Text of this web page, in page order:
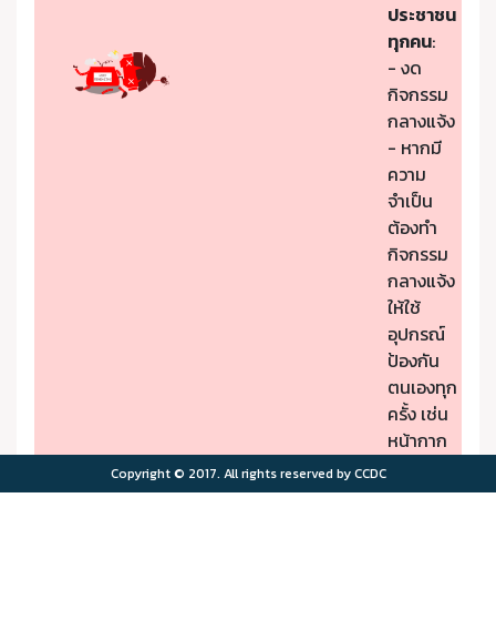
ประชาชน
ทุกคน:
- งด
กิจกรรม
กลางแจ้ง
- หากมี
ความ
จำเป็น
ต้องทำ
กิจกรรม
กลางแจ้ง
ให้ใช้
อุปกรณ์
ป้องกัน
ตนเองทุก
ครั้ง เช่น
หน้ากาก
PM2.5
Copyright © 2017. All rights reserved by CCDC